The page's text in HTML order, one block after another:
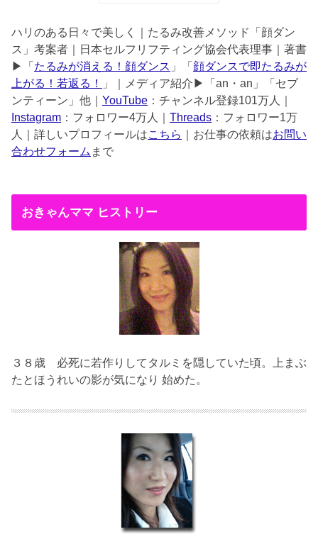
ハリのある日々で美しく｜たるみ改善メソッド「顔ダン
ス」考案者｜日本セルフリフティング協会代表理事｜著書
▶︎「 たるみが消える！顔ダンス 」「 顔ダンスで即たるみが
上がる！若返る！
」｜メディア紹介▶︎「an・an」「セブ
ンティーン」他｜ YouTube ：チャンネル登録101万人｜
Instagram ：フォロワー4万人｜ Threads ：フォロワー1万
人｜詳しいプロフィールはこちら ｜お仕事の依頼はお問い
合わせフォーム まで
おきゃんママ ヒストリー
３８歳 必死に若作りしてタルミを隠していた頃。上まぶ
たとほうれいの影が気になり 始めた。